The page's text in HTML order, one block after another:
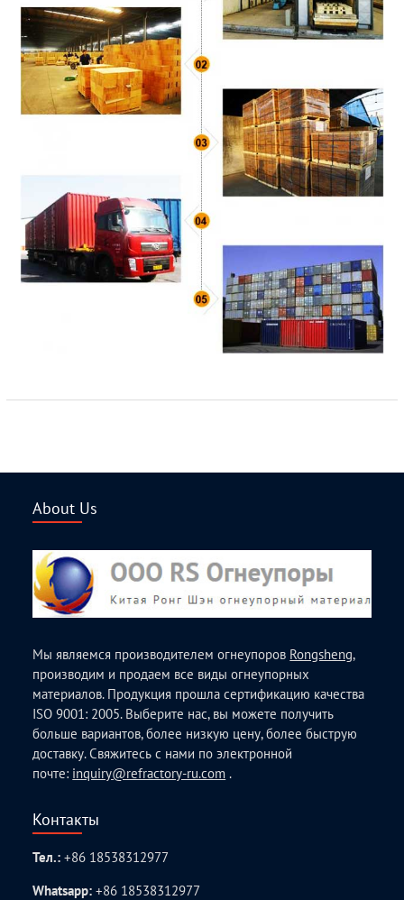
About Us
Мы являемся производителем огнеупоров Rongsheng,
производим и продаем все виды огнеупорных
материалов. Продукция прошла сертификацию качества
ISO 9001: 2005. Выберите нас, вы можете получить
больше вариантов, более низкую цену, более быструю
доставку. Свяжитесь с нами по электронной
почте: inquiry@refractory-ru.com .
Контакты
Тел.:+86 18538312977
Whatsapp:+86 18538312977